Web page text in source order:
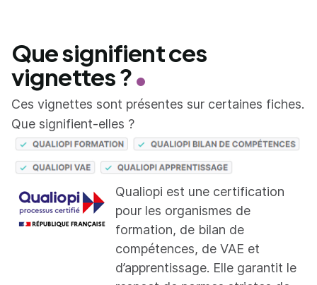
Que signifient ces
vignettes ?
Ces vignettes sont présentes sur certaines fiches.
Que signifient-elles ?
Qualiopi est une certification
pour les organismes de
formation, de bilan de
compétences, de VAE et
d’apprentissage. Elle garantit le